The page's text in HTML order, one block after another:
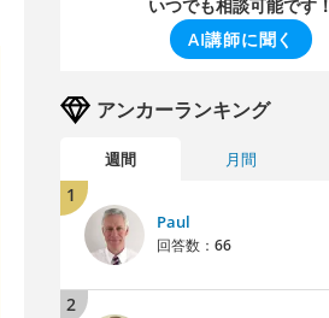
いつでも相談可能です！
AI講師に聞く
アンカーランキング
週間 月間
1
Paul
回答数： 66
2